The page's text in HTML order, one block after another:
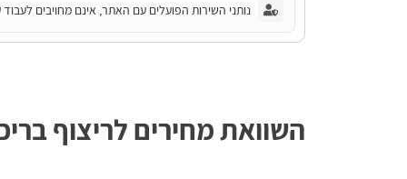
נותני השירות הפועלים עם האתר, אינם מחויבים לעבוד
השוואת מחירים לריצוף